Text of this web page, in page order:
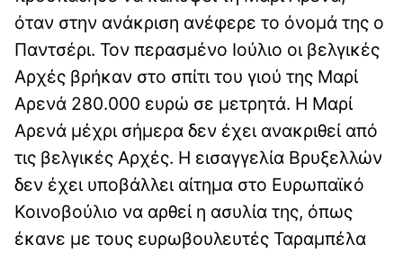
όταν στην ανάκριση ανέφερε το όνομά της ο
Παντσέρι. Τον περασμένο Ιούλιο οι βελγικές
Αρχές βρήκαν στο σπίτι του γιού της Μαρί
Αρενά 280.000 ευρώ σε μετρητά. Η Μαρί
Αρενά μέχρι σήμερα δεν έχει ανακριθεί από
τις βελγικές Αρχές. Η εισαγγελία Βρυξελλών
δεν έχει υποβάλλει αίτημα στο Ευρωπαϊκό
Κοινοβούλιο να αρθεί η ασυλία της, όπως
έκανε με τους ευρωβουλευτές Ταραμπέλα